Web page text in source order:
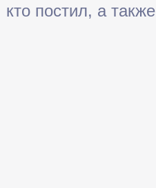
кто постил, а